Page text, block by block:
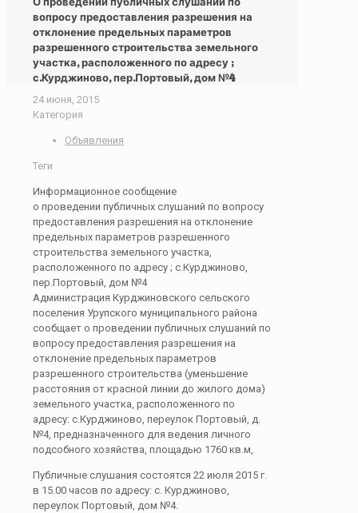
вопросу предоставления разрешения на
отклонение предельных параметров
разрешенного строительства земельного
участка, расположенного по адресу ;
с.Курджиново, пер.Портовый, дом №4
24 июня, 2015
Категория
Объявления
Теги
Информационное сообщение
о проведении публичных слушаний по вопросу
предоставления разрешения на отклонение
предельных параметров разрешенного
строительства земельного участка,
расположенного по адресу ; с.Курджиново,
пер.Портовый, дом №4
Администрация Курджиновского сельского
поселения Урупского муниципального района
сообщает о проведении публичных слушаний по
вопросу предоставления разрешения на
отклонение предельных параметров
разрешенного строительства (уменьшение
расстояния от красной линии до жилого дома)
земельного участка, расположенного по
адресу: с.Курджиново, переулок Портовый, д.
№4, предназначенного для ведения личного
подсобного хозяйства, площадью 1760 кв.м,
Публичные слушания состоятся 22 июля 2015 г.
в 15.00 часов по адресу: с. Курджиново,
переулок Портовый, дом №4.